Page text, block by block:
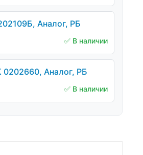
Аналог, РБ
✅ В наличии
0202660, Аналог, РБ
✅ В наличии